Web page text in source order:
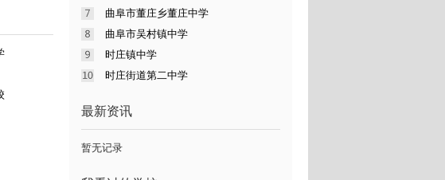
曲阜市董庄乡董庄中学
曲阜市吴村镇中学
时庄镇中学
时庄街道第二中学
最新资讯
暂无记录